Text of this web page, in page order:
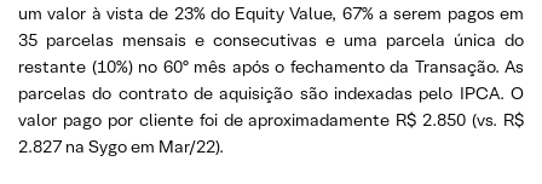
um valor à vista de 23% do Equity Value, 67% a serem pagos em
35 parcelas mensais e consecutivas e uma parcela única do
restante (10%) no 60º mês após o fechamento da Transação. As
parcelas do contrato de aquisição são indexadas pelo IPCA. O
valor pago por cliente foi de aproximadamente R$ 2.850 (vs. R$
2.827 na Sygo em Mar/22).